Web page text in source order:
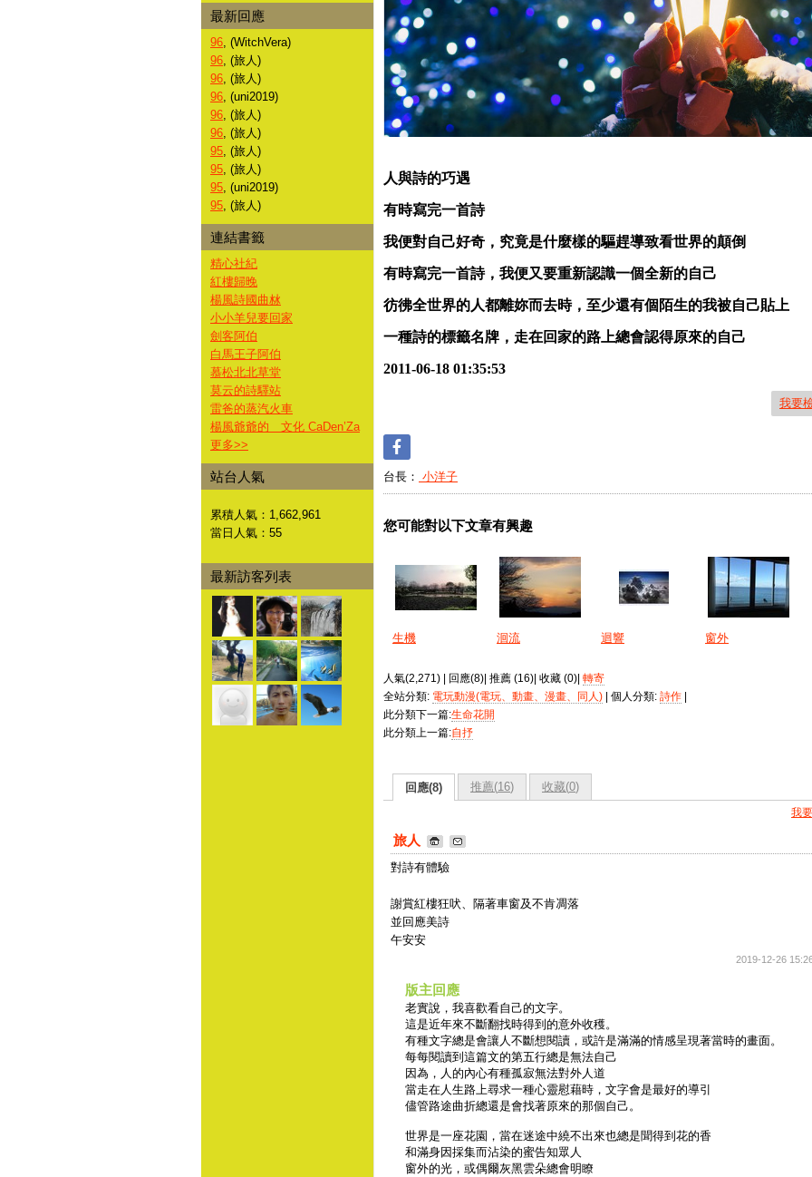
人與詩的巧遇
有時寫完一首詩
我便對自己好奇，究竟是什麼樣的驅趕導致看世界的顛倒
有時寫完一首詩，我便又要重新認識一個全新的自己
彷彿全世界的人都離妳而去時，至少還有個陌生的我被自己貼上
一種詩的標籤名牌，走在回家的路上總會認得原來的自己
2011-06-18 01:35:53
我要
台長： 小洋子
您可能對以下文章有興趣
生機 洄流 迴響 窗外
人氣(2,271) | 回應(8)| 推薦 (16)| 收藏 (0)| 轉寄
全站分類: 電玩動漫(電玩、動畫、漫畫、同人) | 個人分類: 詩作
此分類下一篇:生命花開
此分類上一篇:自抒
回應(8) 推薦(16) 收藏(0)
我
旅人
對詩有體驗
謝賞紅樓狂吠、隔著車窗及不肯凋落
並回應美詩
午安安
2019-12-26
版主回應
老實說，我喜歡看自己的文字。
這是近年來不斷翻找時得到的意外收穫。
有種文字總是會讓人不斷想閱讀，或許是滿滿的情感呈現著當時的畫面。
每每閱讀到這篇文的第五行總是無法自己
因為，人的內心有種孤寂無法對外人道
當走在人生路上尋求一種心靈慰藉時，文字會是最好的導引
儘管路途曲折總還是會找著原來的那個自己。
世界是一座花園，當在迷途中繞不出來也總是聞得到花的香
和滿身因採集而沾染的蜜告知眾人
窗外的光，或偶爾灰黑雲朵總會明瞭
最新回應
96, (WitchVera)
96, (旅人)
96, (旅人)
96, (uni2019)
96, (旅人)
96, (旅人)
95, (旅人)
95, (旅人)
95, (uni2019)
95, (旅人)
連結書籤
精心社紀
紅樓歸晚
楊風詩國曲沝
小小羊兒要回家
劍客阿伯
白馬王子阿伯
慕松北北草堂
莫云的詩驛站
雷爸的蒸汽火車
楊風爺爺的 文化 CaDen’Za
更多>>
站台人氣
累積人氣： 1,662,961
當日人氣： 55
最新訪客列表